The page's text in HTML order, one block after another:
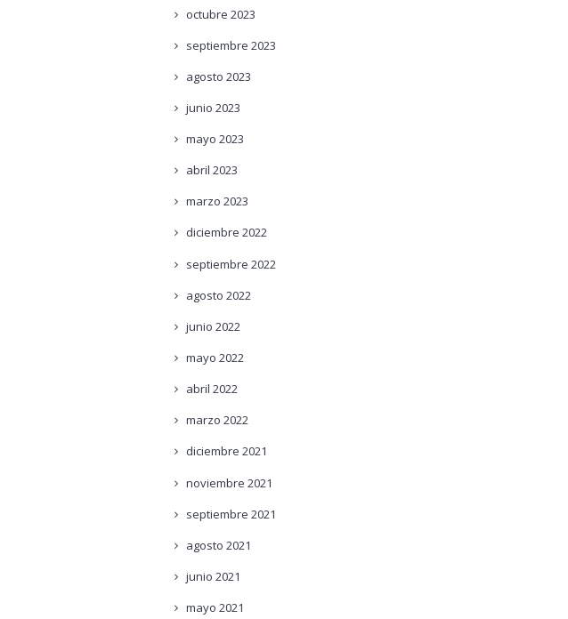
octubre 2023
septiembre 2023
agosto 2023
junio 2023
mayo 2023
abril 2023
marzo 2023
diciembre 2022
septiembre 2022
agosto 2022
junio 2022
mayo 2022
abril 2022
marzo 2022
diciembre 2021
noviembre 2021
septiembre 2021
agosto 2021
junio 2021
mayo 2021